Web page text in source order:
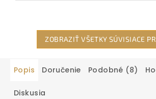
ZOBRAZIŤ VŠETKY SÚVISIACE
Popis Doručenie Podobné (8)
Diskusia